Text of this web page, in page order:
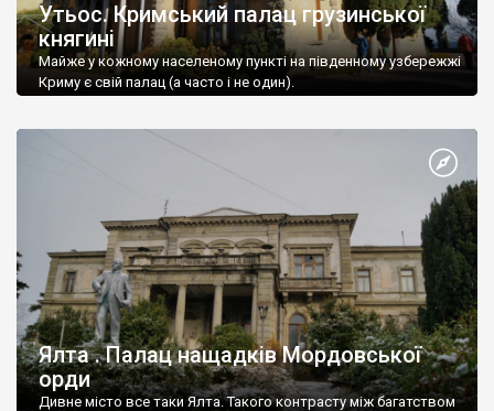
Утьос. Кримський палац грузинської
княгині
Майже у кожному населеному пункті на південному узбережжі
Криму є свій палац (а часто і не один).
Ялта . Палац нащадків Мордовської
орди
Дивне місто все таки Ялта. Такого контрасту між багатством